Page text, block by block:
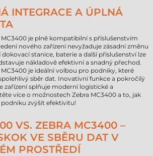
INTEGRACE A ÚPLNÁ
je plně kompatibilní s příslušenstvím
nového zařízení nevyžaduje zásadní změnu
stanice, baterie a další příslušenství lze
nákladově efektivní a snadný přechod.
je ideální volbou pro podniky, které
sběr dat. Inovativní funkce a pokročilý
zařízení splňuje moderní logistické a
více o možnostech Zebra MC3400 a to, jak
zvýšit efektivitu!
VS. ZEBRA MC3400 –
VE SBĚRU DAT V
PROSTŘEDÍ